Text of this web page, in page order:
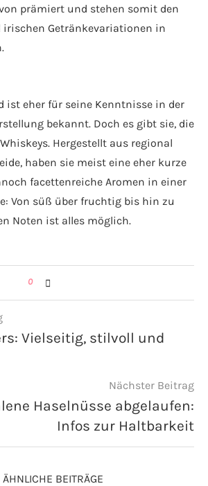
prämiert und stehen somit den
Getränkevariationen in
ist eher für seine Kenntnisse in der
bekannt. Doch es gibt sie, die
Hergestellt aus regional
haben sie meist eine eher kurze
facettenreiche Aromen in einer
Von süß über fruchtig bis hin zu
Noten ist alles möglich.
0
Vielseitig, stilvoll und
Nächster Beitrag
Haselnüsse abgelaufen:
Infos zur Haltbarkeit
ÄHNLICHE BEITRÄGE